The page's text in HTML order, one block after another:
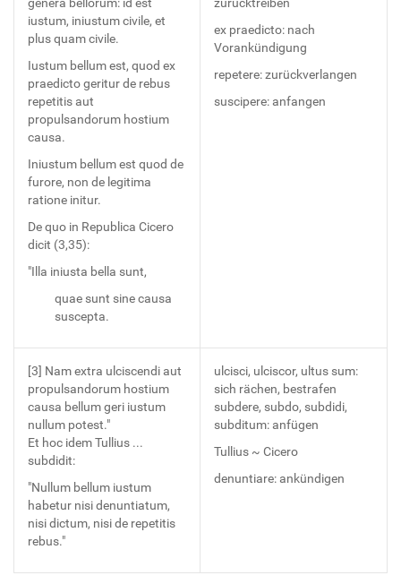
iustum, iniustum civile, et
plus quam civile.
Iustum bellum est, quod ex
praedicto geritur de rebus
repetitis aut
propulsandorum hostium
causa.
Iniustum bellum est quod de
furore, non de legitima
ratione initur.
De quo in Republica Cicero
dicit (3,35):
"Illa iniusta bella sunt,
quae sunt sine causa
suscepta.
ex praedicto: nach
Vorankündigung
repetere: zurückverlangen
suscipere: anfangen
[3] Nam extra ulciscendi aut
propulsandorum hostium
causa bellum geri iustum
nullum potest."
Et hoc idem Tullius ...
subdidit:
"Nullum bellum iustum
habetur nisi denuntiatum,
nisi dictum, nisi de repetitis
rebus."
ulcisci, ulciscor, ultus sum:
sich rächen, bestrafen
subdere, subdo, subdidi,
subditum: anfügen
Tullius ~ Cicero
denuntiare: ankündigen